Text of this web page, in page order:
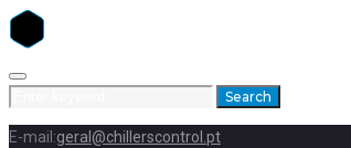
Skip
Search
E-mail:geral@chillerscontrol.pt